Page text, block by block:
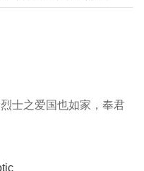
烈士之爱国也如家，奉君